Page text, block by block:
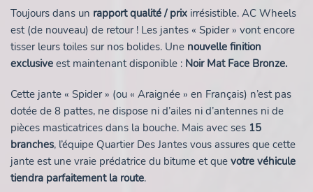
Toujours dans un rapport qualité / prix irrésistible. AC Wheels
est (de nouveau) de retour ! Les jantes « Spider » vont encore
tisser leurs toiles sur nos bolides. Une nouvelle finition
exclusive est maintenant disponible : Noir Mat Face Bronze.
Cette jante « Spider » (ou « Araignée » en Français) n’est pas
dotée de 8 pattes, ne dispose ni d’ailes ni d’antennes ni de
pièces masticatrices dans la bouche. Mais avec ses 15
branches, l’équipe Quartier Des Jantes vous assures que cette
jante est une vraie prédatrice du bitume et que votre véhicule
tiendra parfaitement la route.